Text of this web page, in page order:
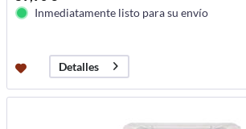
Inmediatamente listo para su envío
Detalles